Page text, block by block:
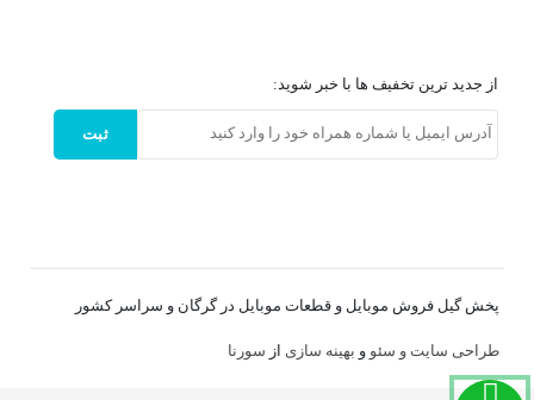
از جدید ترین تخفیف ها با خبر شوید:
ثبت
پخش گیل فروش موبایل و قطعات موبایل در گرگان و سراسر کشور
طراحی سایت و سئو و بهینه سازی از سورنا